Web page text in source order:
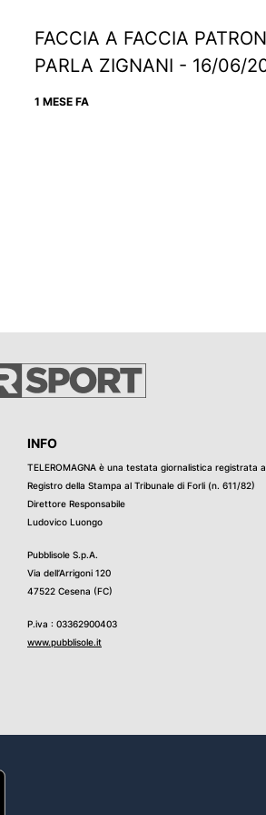
FACCIA A FACCIA
PARLA ZIGNANI - 16/06/
1 MESE FA
INFO
TELEROMAGNA è una testata giornalistica registrata
Registro della Stampa al Tribunale di Forli (n. 611/82)
Direttore Responsabile
Ludovico Luongo
Pubblisole S.p.A.
Via dell’Arrigoni 120
47522 Cesena (FC)
P.iva : 03362900403
www.pubblisole.it